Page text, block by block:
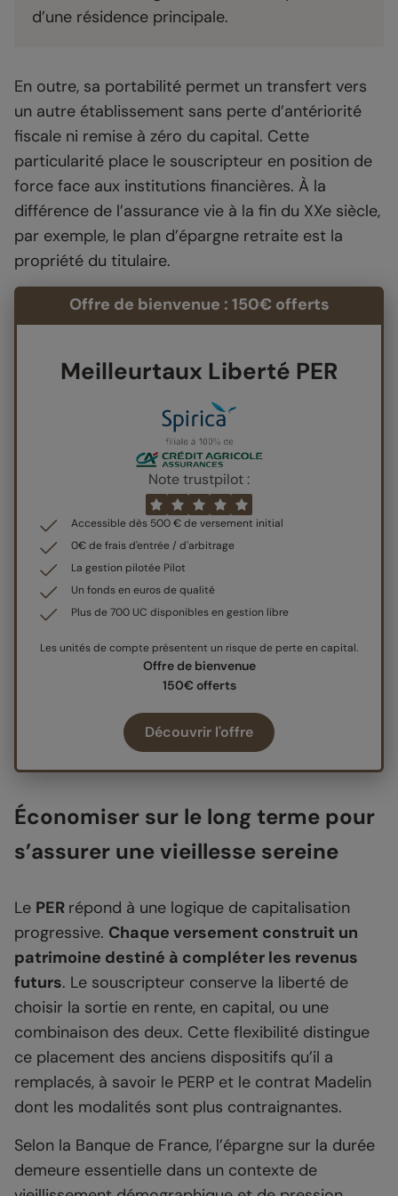
d’une résidence principale.
En outre, sa portabilité permet un transfert vers
un autre établissement sans perte d’antériorité
fiscale ni remise à zéro du capital. Cette
particularité place le souscripteur en position de
force face aux institutions financières. À la
différence de l’assurance vie à la fin du XXe siècle,
par exemple, le plan d’épargne retraite est la
propriété du titulaire.
Offre de bienvenue : 150€ offerts
Meilleurtaux Liberté PER
Note trustpilot :
Accessible dès 500 € de versement initial
0€ de frais d'entrée / d'arbitrage
La gestion pilotée Pilot
Un fonds en euros de qualité
Plus de 700 UC disponibles en gestion libre
Les unités de compte présentent un risque de perte en capital.
Offre de bienvenue
150€ offerts
Découvrir l'offre
Économiser sur le long terme pour
s’assurer une vieillesse sereine
Le PER répond à une logique de capitalisation
progressive. Chaque versement construit un
patrimoine destiné à compléter les revenus
futurs. Le souscripteur conserve la liberté de
choisir la sortie en rente, en capital, ou une
combinaison des deux. Cette flexibilité distingue
ce placement des anciens dispositifs qu’il a
remplacés, à savoir le PERP et le contrat Madelin
dont les modalités sont plus contraignantes.
Selon la Banque de France, l’épargne sur la durée
demeure essentielle dans un contexte de